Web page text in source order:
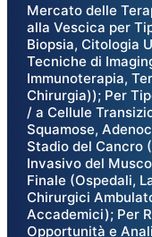
Mercato delle
alla Vescica per
Biopsia, Citologia
Tecniche di
Immunoterapia,
Chirurgia)); Per
/ a Cellule
Squamose,
Stadio del Cancro
Invasivo del
Finale (Ospedali,
Chirurgici
Accademici); Per
Opportunità e